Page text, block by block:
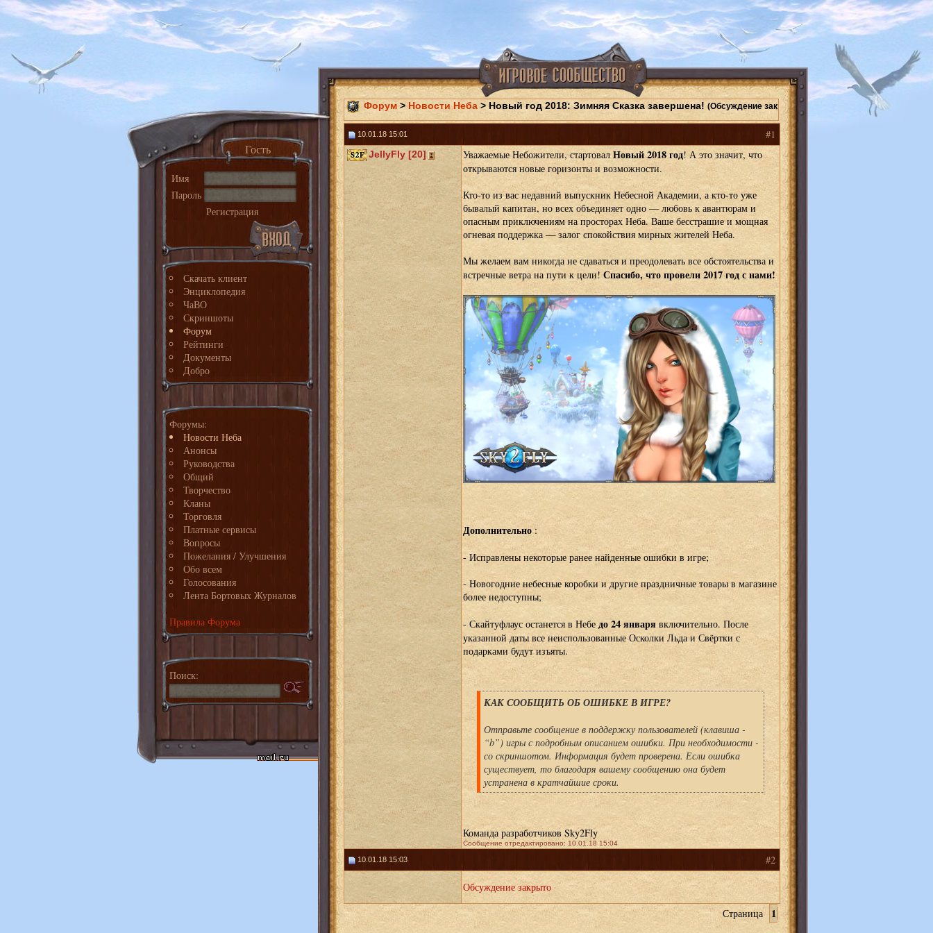
Гость
Имя
Пароль
Регистрация
Скачать клиент
Энциклопедия
ЧаВО
Скриншоты
Форум
Рейтинги
Документы
Добро
Форумы:
Новости Неба
Анонсы
Руководства
Общий
Творчество
Кланы
Торговля
Платные сервисы
Вопросы
Пожелания / Улучшения
Обо всем
Голосования
Лента Бортовых Журналов
Правила Форума
Поиск:
Форум> Новости Неба> Новый год 2018: Зимняя Сказка завершена! (Обсуждение закрыто)
10.01.18 15:01 #1
JellyFly [20] Уважаемые Небожители, стартовал Новый 2018 год! А это значит, что
открываются новые горизонты и возможности.
Кто-то из вас недавний выпускник Небесной Академии, а кто-то уже
бывалый капитан, но всех объединяет одно — любовь к авантюрам и
опасным приключениям на просторах Неба. Ваше бесстрашие и мощная
огневая поддержка — залог спокойствия мирных жителей Неба.
Мы желаем вам никогда не сдаваться и преодолевать все обстоятельства и
встречные ветра на пути к цели! Спасибо, что провели 2017 год с нами!
Дополнительно:
- Исправлены некоторые ранее найденные ошибки в игре;
- Новогодние небесные коробки и другие праздничные товары в магазине
более недоступны;
- Скайтуфлаус останется в Небе до 24 январявключительно. После
указанной даты все неиспользованные Осколки Льда и Свёртки с
подарками будут изъяты.
КАК СООБЩИТЬ ОБ ОШИБКЕ В ИГРЕ?
Отправьте сообщение в поддержку пользователей (клавиша -
“b”) игры с подробным описанием ошибки. При необходимости -
со скриншотом. Информация будет проверена. Если ошибка
существует, то благодаря вашему сообщению она будет
устранена в кратчайшие сроки.
Команда разработчиков Sky2Fly
Сообщение отредактировано: 10.01.18 15:04
10.01.18 15:03 #2
Обсуждение закрыто
Страница 1